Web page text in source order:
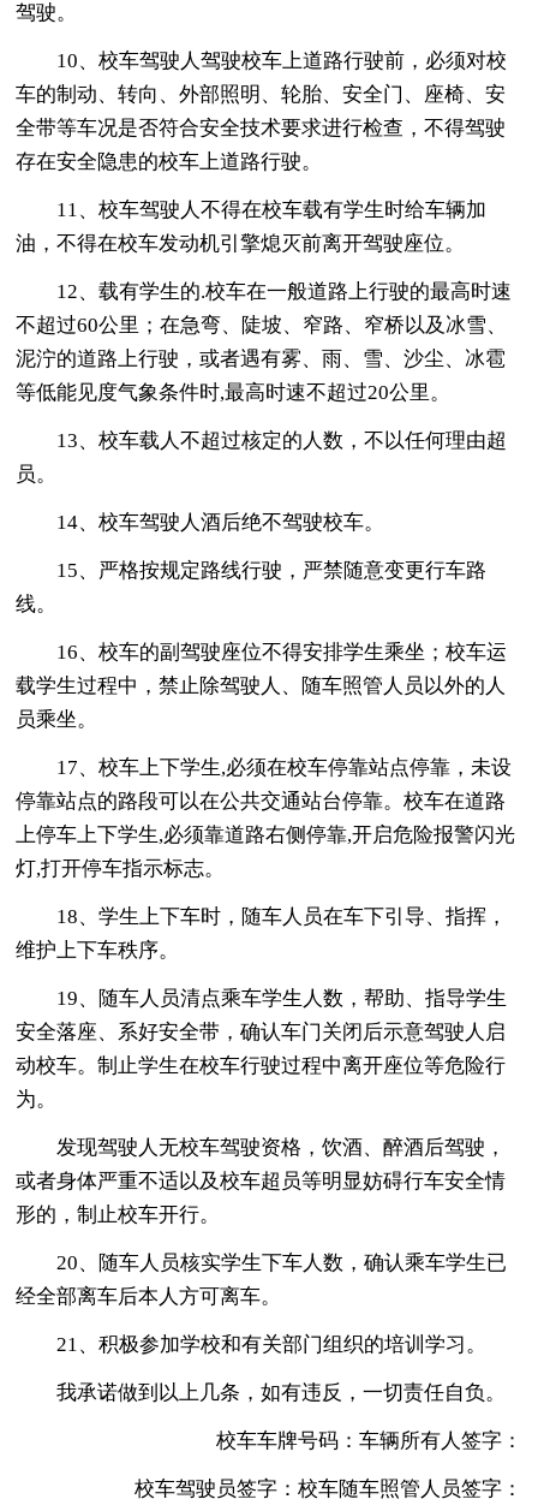
驾驶。
10、校车驾驶人驾驶校车上道路行驶前，必须对校
车的制动、转向、外部照明、轮胎、安全门、座椅、安
全带等车况是否符合安全技术要求进行检查，不得驾驶
存在安全隐患的校车上道路行驶。
11、校车驾驶人不得在校车载有学生时给车辆加
油，不得在校车发动机引擎熄灭前离开驾驶座位。
12、载有学生的.校车在一般道路上行驶的最高时速
不超过60公里；在急弯、陡坡、窄路、窄桥以及冰雪、
泥泞的道路上行驶，或者遇有雾、雨、雪、沙尘、冰雹
等低能见度气象条件时,最高时速不超过20公里。
13、校车载人不超过核定的人数，不以任何理由超
员。
14、校车驾驶人酒后绝不驾驶校车。
15、严格按规定路线行驶，严禁随意变更行车路
线。
16、校车的副驾驶座位不得安排学生乘坐；校车运
载学生过程中，禁止除驾驶人、随车照管人员以外的人
员乘坐。
17、校车上下学生,必须在校车停靠站点停靠，未设
停靠站点的路段可以在公共交通站台停靠。校车在道路
上停车上下学生,必须靠道路右侧停靠,开启危险报警闪光
灯,打开停车指示标志。
18、学生上下车时，随车人员在车下引导、指挥，
维护上下车秩序。
19、随车人员清点乘车学生人数，帮助、指导学生
安全落座、系好安全带，确认车门关闭后示意驾驶人启
动校车。制止学生在校车行驶过程中离开座位等危险行
为。
发现驾驶人无校车驾驶资格，饮酒、醉酒后驾驶，
或者身体严重不适以及校车超员等明显妨碍行车安全情
形的，制止校车开行。
20、随车人员核实学生下车人数，确认乘车学生已
经全部离车后本人方可离车。
21、积极参加学校和有关部门组织的培训学习。
我承诺做到以上几条，如有违反，一切责任自负。
校车车牌号码：车辆所有人签字：
校车驾驶员签字：校车随车照管人员签字：